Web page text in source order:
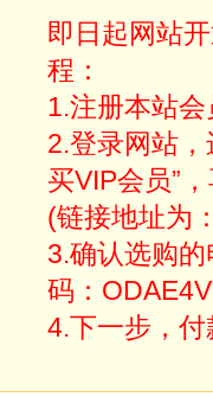
即日起网站
程：
1.注册本站会
2.登录网站，
买VIP会员”
(链接地址为
3.确认选购
码：
4.下一步，